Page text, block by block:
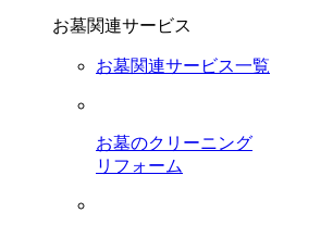
お墓関連サービス
お墓関連サービス一覧
お墓のクリーニング
リフォーム